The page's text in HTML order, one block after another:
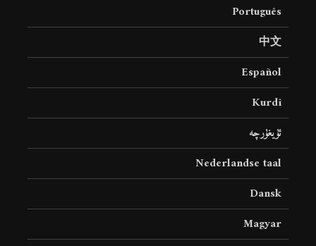
Português
中文
Español
Kurdî
ئۇيغۇرچە
Nederlandse taal
Dansk
Magyar